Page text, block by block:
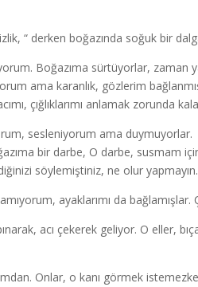
“ derken boğazında soğuk bir
Boğazıma sürtüyorlar, zaman
ama karanlık, gözlerim
çığlıklarımı anlamak zorunda
sesleniyorum ama duymuyorlar.
bir darbe, O darbe, susmam
söylemiştiniz, ne olur
ayaklarımı da bağlamışlar.
acı çekerek geliyor. O eller,
Onlar, o kanı görmek